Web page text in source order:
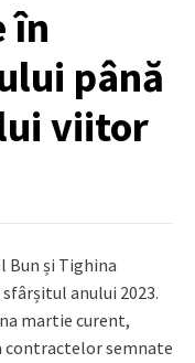
în
până
viitor
Bun și Tighina
anului 2023.
martie curent,
contractelor semnate